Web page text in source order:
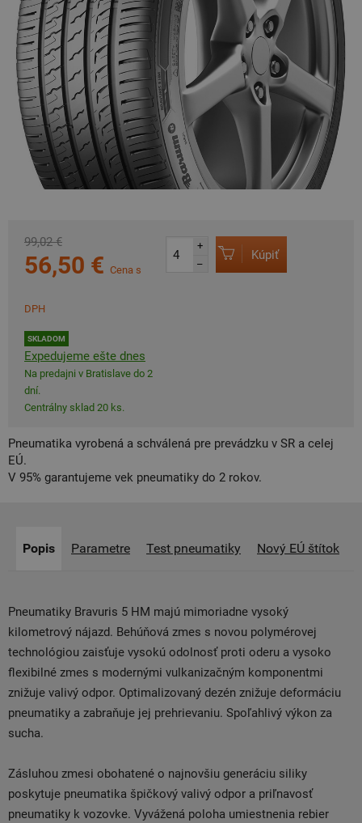
99,02 €
56,50 € Cena s
DPH
SKLADOM
Expedujeme ešte dnes
Na predajni v Bratislave do 2
dní.
Centrálny sklad 20 ks.
+
–
Kúpiť
Pneumatika vyrobená a schválená pre prevádzku v SR a celej
EÚ.
V 95% garantujeme vek pneumatiky do 2 rokov.
Popis Parametre Test pneumatiky Nový EÚ štítok
Pneumatiky Bravuris 5 HM majú mimoriadne vysoký
kilometrový nájazd. Behúňová zmes s novou polymérovej
technológiou zaisťuje vysokú odolnosť proti oderu a vysoko
flexibilné zmes s modernými vulkanizačným komponentmi
znižuje valivý odpor. Optimalizovaný dezén znižuje deformáciu
pneumatiky a zabraňuje jej prehrievaniu. Spoľahlivý výkon za
sucha.
Zásluhou zmesi obohatené o najnovšiu generáciu siliky
poskytuje pneumatika špičkový valivý odpor a priľnavosť
pneumatiky k vozovke. Vyvážená poloha umiestnenia rebier